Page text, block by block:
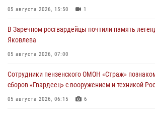
05 августа 2026, 15:50 1
В Заречном росгвардейцы почтили память
Яковлева
05 августа 2026, 07:00
Сотрудники пензенского ОМОН «Страж»
сборов «Гвардеец» с вооружением и техникой
05 августа 2026, 06:15 6